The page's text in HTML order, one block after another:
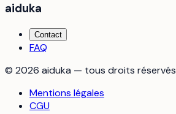
aiduka
Contact
FAQ
© 2026 aiduka — tous droits réservés
Mentions légales
CGU